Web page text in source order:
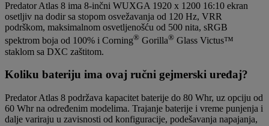
Predator Atlas 8 ima 8-inčni WUXGA 1920 x 1200 16:10 ekran
osetljiv na dodir sa stopom osvežavanja od 120 Hz, VRR
podrškom, maksimalnom osvetljenošću od 500 nita, sRGB
spektrom boja od 100% i Corning® Gorilla® Glass Victus™
staklom sa DXC zaštitom.
Koliku bateriju ima ovaj ručni gejmerski uređaj?
Predator Atlas 8 podržava kapacitet baterije do 80 Whr, uz opciju od
60 Whr na određenim modelima. Trajanje baterije i vreme punjenja i
dalje variraju u zavisnosti od konfiguracije, podešavanja napajanja,